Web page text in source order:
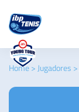
Home> Jugadores >